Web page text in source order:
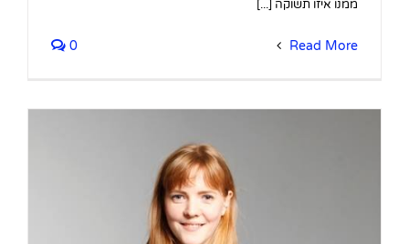
ממנו איזו תשוקה [...]
Read More
0